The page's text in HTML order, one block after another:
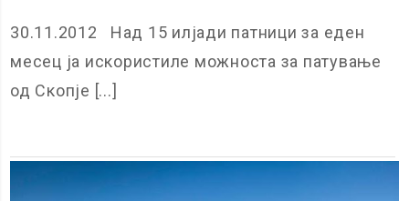
30.11.2012 Над 15 илјади патници за еден
месец ја искористиле можноста за патување
од Скопје [...]